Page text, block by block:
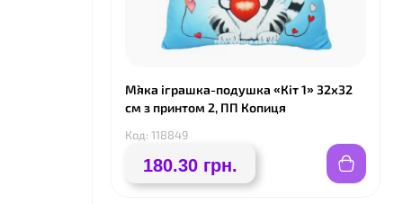
М`яка іграшка-подушка «Кіт 1» 32х32
см з принтом 2, ПП Копиця
Код: 118849
180.30 грн.
❤